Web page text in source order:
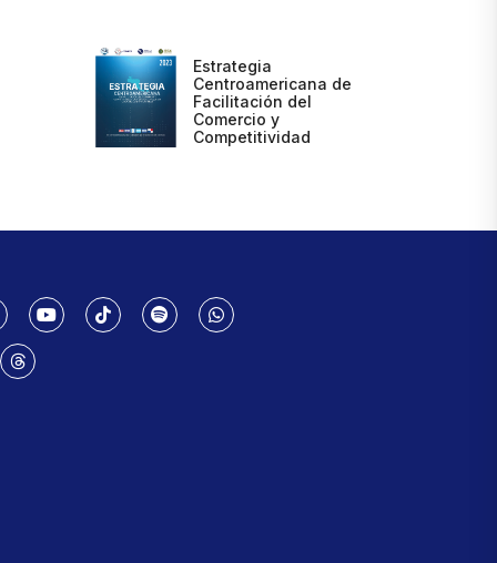
Estrategia
Centroamericana de
Facilitación del
Comercio y
Competitividad